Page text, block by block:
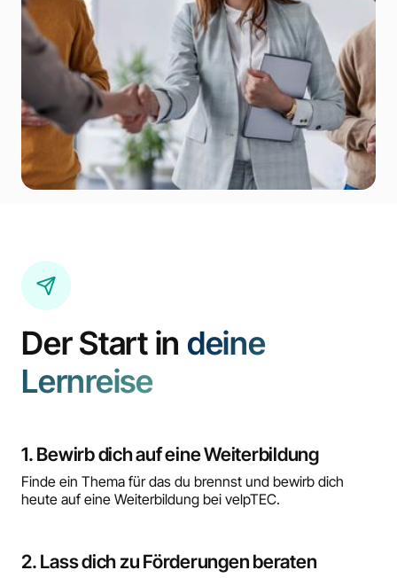
Der Start in deine
Lernreise
1. Bewirb dich auf eine Weiterbildung
Finde ein Thema für das du brennst und bewirb dich
heute auf eine Weiterbildung bei velpTEC.
2. Lass dich zu Förderungen beraten